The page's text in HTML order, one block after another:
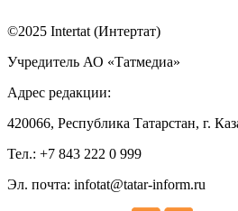
©2025 Intertat (Интертат)
Учредитель АО «Татмедиа»
Адрес редакции:
420066, Республика Татарстан, г.
Тел.: +7 843 222 0 999
Эл. почта: infotat@tatar-inform.ru